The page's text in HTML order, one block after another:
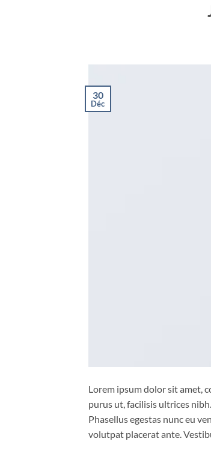
30
Déc
Lorem ipsum dolor sit amet,
purus ut, facilisis ultrices
Phasellus egestas nunc eu
volutpat placerat ante.